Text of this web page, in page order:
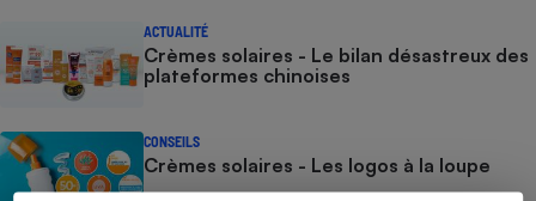
ACTUALITÉ
Crèmes solaires - Le bilan désastreux des
plateformes chinoises
CONSEILS
Crèmes solaires - Les logos à la loupe